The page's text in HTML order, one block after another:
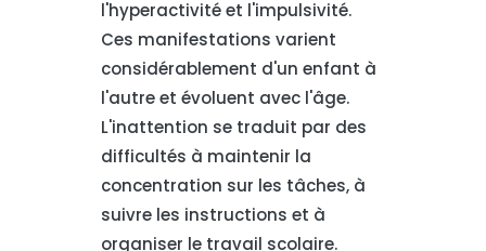
l'hyperactivité et l'impulsivité.
Ces manifestations varient
considérablement d'un enfant à
l'autre et évoluent avec l'âge.
L'inattention se traduit par des
difficultés à maintenir la
concentration sur les tâches, à
suivre les instructions et à
organiser le travail scolaire.